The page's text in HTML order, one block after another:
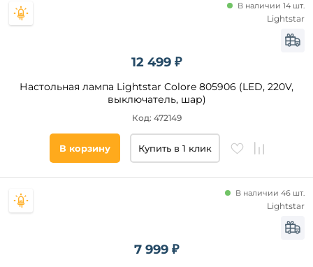
12 499 ₽
Настольная лампа Lightstar Colore 805906 (LED, 220V,
выключатель, шар)
В наличии 14 шт.
Код: 472149
Lightstar
В корзину Купить в 1 клик
7 999 ₽
В наличии 46 шт.
Lightstar